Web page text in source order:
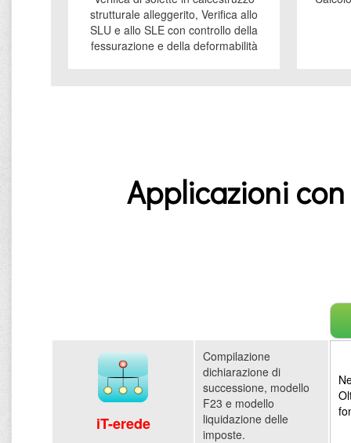
strutturale alleggerito, Verifica allo
SLU e allo SLE con controllo della
fessurazione e della deformabilità
Applicazioni
iT-erede
Compilazione
dichiarazione di
successione, modello
F23 e modello
liquidazione delle
imposte.